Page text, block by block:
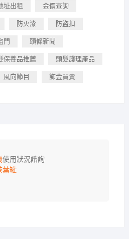
址出租 金價查詢
防火漆 防盜扣
門 頭條新聞
保養品推薦 頭髮護理產品
風向節目 飾金買賣
使用狀況諮詢
葉罐